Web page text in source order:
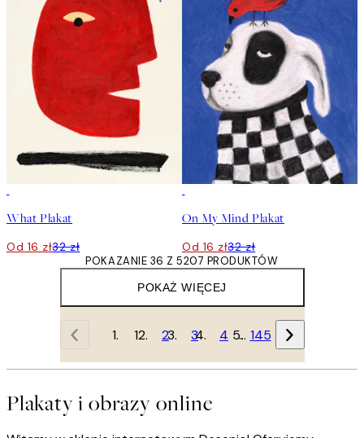
What Plakat
Od 16 zł32 zł
On My Mind Plakat
Od 16 zł32 zł
POKAŻ WIĘCEJ
POKAZANIE 36 Z 5207 PRODUKTÓW
1 2 3 4 … 145
Plakaty i obrazy online